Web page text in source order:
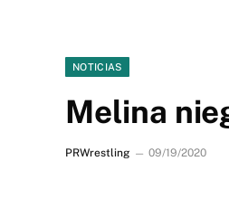
NOTICIAS
Melina
PRWrestling 09/19/2020